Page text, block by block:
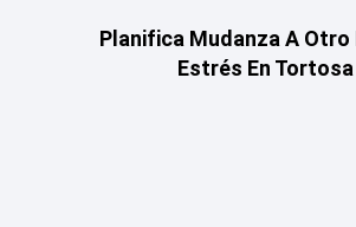
Planifica Mudanza A Otro
Estrés En Tortosa